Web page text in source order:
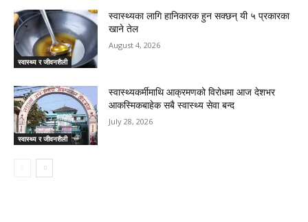
स्वास्थ्य र जीवनशैली
स्वास्थ्यका लागि हानिकारक हुन सक्छन् यी ५ प्रकारका
खाने तेल
August 4, 2026
स्वास्थ्य र जीवनशैली
स्वास्थ्यकर्मीमाथि आक्रमणको विरोधमा आज देशभर
आकस्मिकबाहेक सबै स्वास्थ्य सेवा बन्द
July 28, 2026